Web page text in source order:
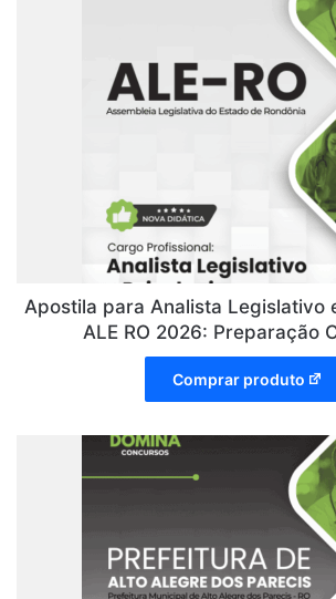
Apostila para Analista Legislativo
ALE RO 2026: Preparação
Comprar produto